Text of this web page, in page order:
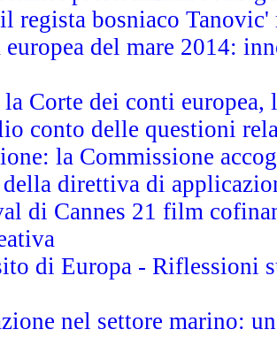
il regista bosniaco
europea del mare 2014:
la Corte dei conti
conto delle questioni
la Commissione
direttiva di
di Cannes 21 film
di Europa - Riflessioni
nel settore marino: